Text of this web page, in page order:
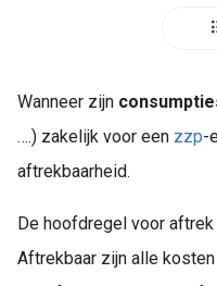
Wanneer zijn
….) zakelijk voor een zzp-
aftrekbaarheid.
De hoofdregel voor
Aftrekbaar zijn alle